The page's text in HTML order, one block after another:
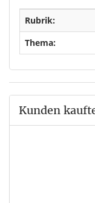
Rubrik:
Thema:
Kunden